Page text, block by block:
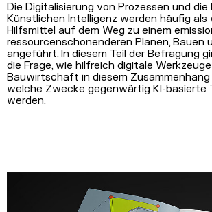
Die Digitalisierung von Prozessen und
Künstlichen Intelligenz werden häufig als
Hilfsmittel auf dem Weg zu einem
ressourcenschonenderen Planen, Bauen
angeführt. In diesem Teil der Befragung
die Frage, wie hilfreich digitale
Bauwirtschaft in diesem
welche Zwecke gegenwärtig KI-basierte
werden.